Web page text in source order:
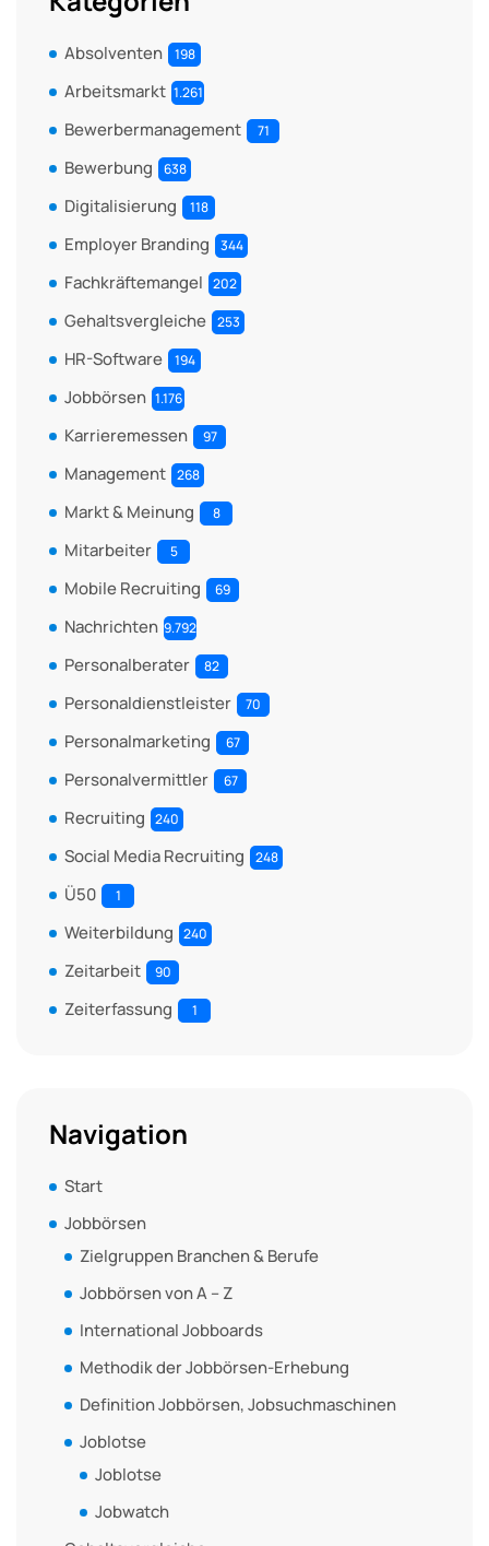
Absolventen 198
Arbeitsmarkt 1.261
Bewerbermanagement 71
Bewerbung 638
Digitalisierung 118
Employer Branding 344
Fachkräftemangel 202
Gehaltsvergleiche 253
HR-Software 194
Jobbörsen 1.176
Karrieremessen 97
Management 268
Markt & Meinung 8
Mitarbeiter 5
Mobile Recruiting 69
Nachrichten 9.792
Personalberater 82
Personaldienstleister 70
Personalmarketing 67
Personalvermittler 67
Recruiting 240
Social Media Recruiting 248
Ü50 1
Weiterbildung 240
Zeitarbeit 90
Zeiterfassung 1
Navigation
Start
Jobbörsen
Zielgruppen Branchen & Berufe
Jobbörsen von A – Z
International Jobboards
Methodik der Jobbörsen-Erhebung
Definition Jobbörsen, Jobsuchmaschinen
Joblotse
Joblotse
Jobwatch